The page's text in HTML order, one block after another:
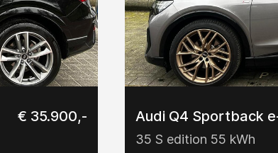
€ 35.900,- Audi Q4 Sportback
35 S edition 55 kWh